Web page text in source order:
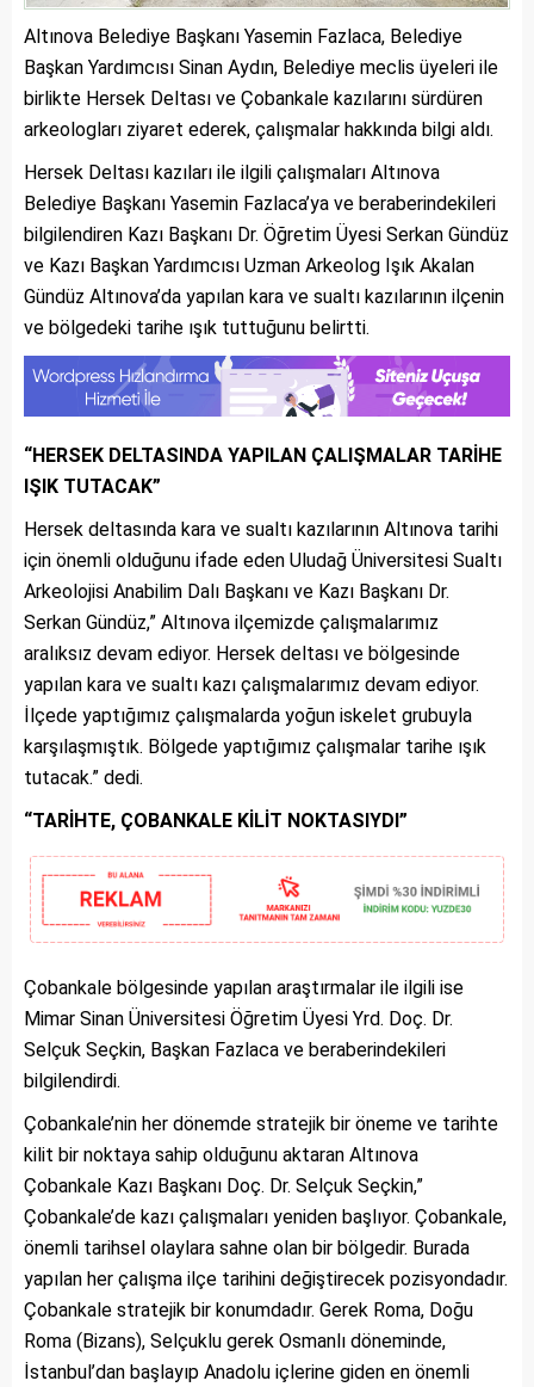
Altınova Belediye Başkanı Yasemin Fazlaca, Belediye
Başkan Yardımcısı Sinan Aydın, Belediye meclis üyeleri ile
birlikte Hersek Deltası ve Çobankale kazılarını sürdüren
arkeologları ziyaret ederek, çalışmalar hakkında bilgi aldı.
Hersek Deltası kazıları ile ilgili çalışmaları Altınova
Belediye Başkanı Yasemin Fazlaca’ya ve beraberindekileri
bilgilendiren Kazı Başkanı Dr. Öğretim Üyesi Serkan Gündüz
ve Kazı Başkan Yardımcısı Uzman Arkeolog Işık Akalan
Gündüz Altınova’da yapılan kara ve sualtı kazılarının ilçenin
ve bölgedeki tarihe ışık tuttuğunu belirtti.
“HERSEK DELTASINDA YAPILAN ÇALIŞMALAR TARİHE
IŞIK TUTACAK”
Hersek deltasında kara ve sualtı kazılarının Altınova tarihi
için önemli olduğunu ifade eden Uludağ Üniversitesi Sualtı
Arkeolojisi Anabilim Dalı Başkanı ve Kazı Başkanı Dr.
Serkan Gündüz,” Altınova ilçemizde çalışmalarımız
aralıksız devam ediyor. Hersek deltası ve bölgesinde
yapılan kara ve sualtı kazı çalışmalarımız devam ediyor.
İlçede yaptığımız çalışmalarda yoğun iskelet grubuyla
karşılaşmıştık. Bölgede yaptığımız çalışmalar tarihe ışık
tutacak.” dedi.
“TARİHTE, ÇOBANKALE KİLİT NOKTASIYDI”
Çobankale bölgesinde yapılan araştırmalar ile ilgili ise
Mimar Sinan Üniversitesi Öğretim Üyesi Yrd. Doç. Dr.
Selçuk Seçkin, Başkan Fazlaca ve beraberindekileri
bilgilendirdi.
Çobankale’nin her dönemde stratejik bir öneme ve tarihte
kilit bir noktaya sahip olduğunu aktaran Altınova
Çobankale Kazı Başkanı Doç. Dr. Selçuk Seçkin,”
Çobankale’de kazı çalışmaları yeniden başlıyor. Çobankale,
önemli tarihsel olaylara sahne olan bir bölgedir. Burada
yapılan her çalışma ilçe tarihini değiştirecek pozisyondadır.
Çobankale stratejik bir konumdadır. Gerek Roma, Doğu
Roma (Bizans), Selçuklu gerek Osmanlı döneminde,
İstanbul’dan başlayıp Anadolu içlerine giden en önemli